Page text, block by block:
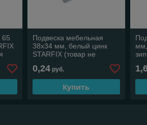
65
Подвеска мебельная
38х34 мм, белый цинк
STARFIX (товар не
розничной торговли)
0,24руб.
Купить